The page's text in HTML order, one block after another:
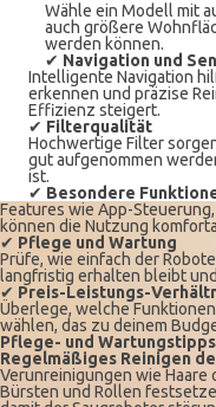
Wähle ein Modell mit
auch größere
werden können.
✔ Navigation und
Intelligente Navigation
erkennen und präzise
Effizienz steigert.
✔ Filterqualität
Hochwertige Filter
gut aufgenommen
ist.
✔ Besondere
Features wie App-
können die Nutzung
✔ Pflege und Wartung
Prüfe, wie einfach der
langfristig erhalten bleibt
✔ Preis-Leistungs-
Überlege, welche
wählen, das zu deinem
Pflege- und
Regelmäßiges Reinigen
Verunreinigungen wie Haare
Bürsten und Rollen